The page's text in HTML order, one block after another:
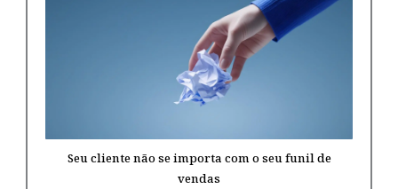
Seu cliente não se importa com o seu funil de
vendas